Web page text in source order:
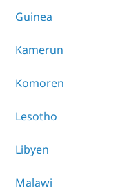
Guinea
Kamerun
Komoren
Lesotho
Libyen
Malawi